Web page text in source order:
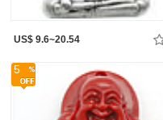
US$ 9.6~20.54
5